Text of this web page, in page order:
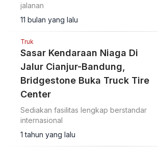
jalanan
11 bulan yang lalu
Truk
Sasar Kendaraan Niaga Di
Jalur Cianjur-Bandung,
Bridgestone Buka Truck Tire
Center
Sediakan fasilitas lengkap berstandar
internasional
1 tahun yang lalu